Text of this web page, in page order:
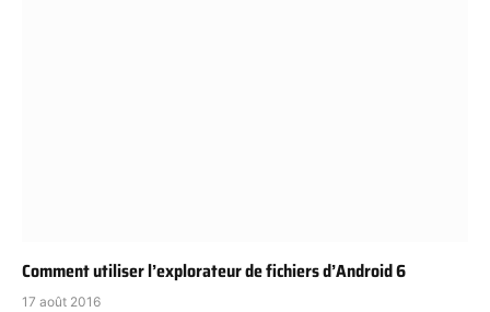
Comment utiliser l’explorateur de fichiers d’Android 6
17 août 2016